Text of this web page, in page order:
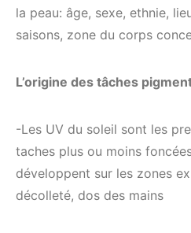
la peau: âge, sexe, ethnie,
saisons, zone du corps
L’origine des tâches
-Les UV du soleil sont les
taches plus ou moins
développent sur les zones
décolleté, dos des mains